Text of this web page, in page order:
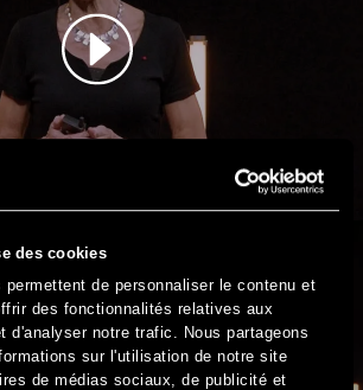
des cookies
permettent de personnaliser le contenu et
des fonctionnalités relatives aux
d'analyser notre trafic. Nous partageons
sur l'utilisation de notre site
de médias sociaux, de publicité et
IL UN SEXE ? – CATHERINE VIDAL